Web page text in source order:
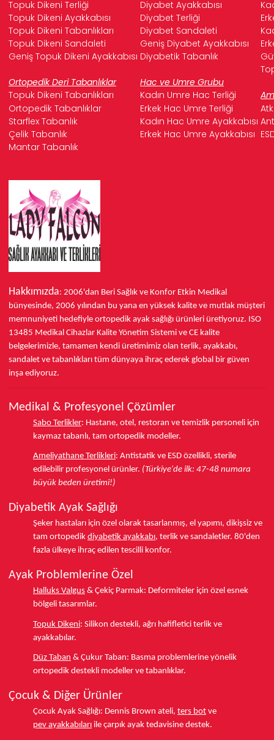
Topuk Dikeni Terliği Diyabet Ayakkabısı
Topuk Dikeni Ayakkabısı
Diyabet Terliği
Topuk Dikeni Tabanlıkları
Diyabet Sandaleti
Topuk Dikeni Sandaleti
Geniş Diyabet Ayakkabısı
Geniş Topuk Dikeni Ayakkabısı Diyabetik Tabanlık
Ortopedik Deri Tabanlıklar
Hac ve Umre Grubu
Topuk Dikeni Tabanlıkları
Kadın Umre Hac Terliği
Ortopedik Tabanlıklar
Erkek Hac Umre Terliği
Starflex Tabanlık
Kadın Hac Umre Ayakkabısı
Çelik Tabanlık
Erkek Hac Umre Ayakkabısı
Mantar Tabanlık
Hakkımızda: 2006'dan Beri Sağlık ve Konfor Etkin Medikal
bünyesinde, 2006 yılından bu yana en yüksek kalite ve mutlak müşteri
memnuniyeti hedefiyle ortopedik ayak sağlığı ürünleri üretiyoruz. ISO
13485 Medikal Cihazlar Kalite Yönetim Sistemi ve CE kalite
belgelerimizle, tamamen kendi üretimimiz olan terlik, ayakkabı,
sandalet ve tabanlıkları tüm dünyaya ihraç ederek global bir güven
inşa ediyoruz.
Medikal & Profesyonel Çözümler
Sabo Terlikler: Hastane, otel, restoran ve temizlik personeli için
kaymaz tabanlı, tam ortopedik modeller.
Ameliyathane Terlikleri: Antistatik ve ESD özellikli, sterile
edilebilir profesyonel ürünler. (Türkiye'de ilk: 47-48 numara
büyük beden üretimi!)
Diyabetik Ayak Sağlığı
Şeker hastaları için özel olarak tasarlanmış, el yapımı, dikişsiz ve
tam ortopedik diyabetik ayakkabı, terlik ve sandaletler. 80'den
fazla ülkeye ihraç edilen tescilli konfor.
Ayak Problemlerine Özel
Halluks Valgus & Çekiç Parmak: Deformiteler için özel esnek
bölgeli tasarımlar.
Topuk Dikeni: Silikon destekli, ağrı hafifletici terlik ve
ayakkabılar.
Düz Taban & Çukur Taban: Basma problemlerine yönelik
ortopedik destekli modeller ve tabanlıklar.
Çocuk & Diğer Ürünler
Çocuk Ayak Sağlığı: Dennis Brown ateli, ters bot ve
pev ayakkabıları ile çarpık ayak tedavisine destek.